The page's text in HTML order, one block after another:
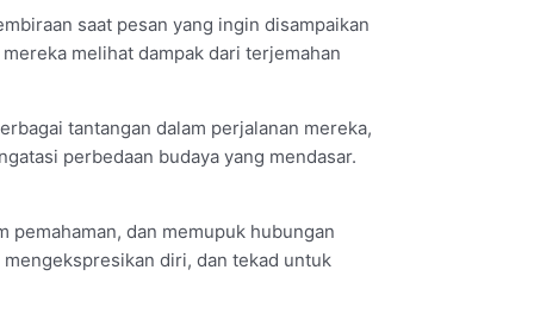
saat pesan yang ingin disampaikan
melihat dampak dari terjemahan
tantangan dalam perjalanan mereka,
perbedaan budaya yang mendasar.
pemahaman, dan memupuk hubungan
diri, dan tekad untuk